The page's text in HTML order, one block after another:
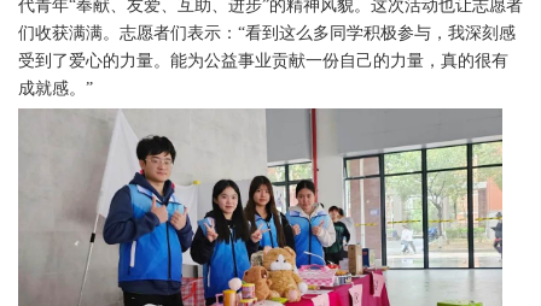
代青年“奉献、友爱、互助、进步”的精神风貌。这次活动也让志愿者
们收获满满。志愿者们表示：“看到这么多同学积极参与，我深刻感
受到了爱心的力量。能为公益事业贡献一份自己的力量，真的很有
成就感。”